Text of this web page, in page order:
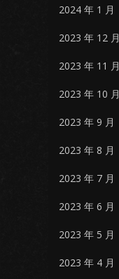
2024 年 1 月
2023 年 12 月
2023 年 11 月
2023 年 10 月
2023 年 9 月
2023 年 8 月
2023 年 7 月
2023 年 6 月
2023 年 5 月
2023 年 4 月